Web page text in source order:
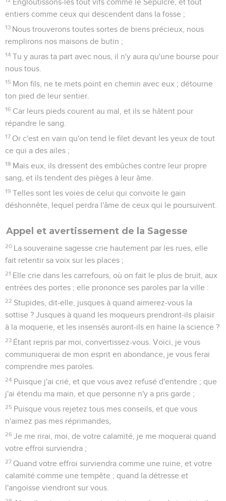
Engloutissons-les tout vifs comme le Sépulcre, et tout
entiers comme ceux qui descendent dans la fosse ;
13 Nous trouverons toutes sortes de biens précieux, nous
remplirons nos maisons de butin ;
14 Tu y auras ta part avec nous, il n'y aura qu'une bourse pour
nous tous.
15 Mon fils, ne te mets point en chemin avec eux ; détourne
ton pied de leur sentier.
16 Car leurs pieds courent au mal, et ils se hâtent pour
répandre le sang.
17 Or c'est en vain qu'on tend le filet devant les yeux de tout
ce qui a des ailes ;
18 Mais eux, ils dressent des embûches contre leur propre
sang, et ils tendent des pièges à leur âme.
19 Telles sont les voies de celui qui convoite le gain
déshonnête, lequel perdra l'âme de ceux qui le poursuivent.
Appel et avertissement de la Sagesse
20 La souveraine sagesse crie hautement par les rues, elle
fait retentir sa voix sur les places ;
21 Elle crie dans les carrefours, où on fait le plus de bruit, aux
entrées des portes ; elle prononce ses paroles par la ville :
22 Stupides, dit-elle, jusques à quand aimerez-vous la
sottise ? Jusques à quand les moqueurs prendront-ils plaisir
à la moquerie, et les insensés auront-ils en haine la science ?
23 Étant repris par moi, convertissez-vous. Voici, je vous
communiquerai de mon esprit en abondance, je vous ferai
comprendre mes paroles.
24 Puisque j'ai crié, et que vous avez refusé d'entendre ; que
j'ai étendu ma main, et que personne n'y a pris garde ;
25 Puisque vous rejetez tous mes conseils, et que vous
n'aimez pas mes réprimandes,
26 Je me rirai, moi, de votre calamité, je me moquerai quand
votre effroi surviendra ;
27 Quand votre effroi surviendra comme une ruine, et votre
calamité comme une tempête ; quand la détresse et
l'angoisse viendront sur vous.